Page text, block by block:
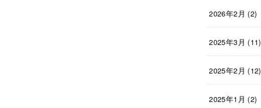
2026年2月 (2)
2025年3月 (11)
2025年2月 (12)
2025年1月 (2)